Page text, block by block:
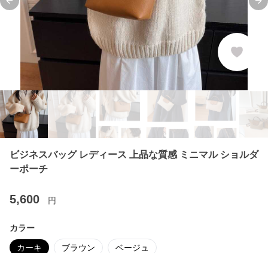
Previous slide
ビジネスバッグ レディース 上品な質感 ミニマル ショルダ
ーポーチ
5,600 円
カラー
カーキ ブラウン ベージュ